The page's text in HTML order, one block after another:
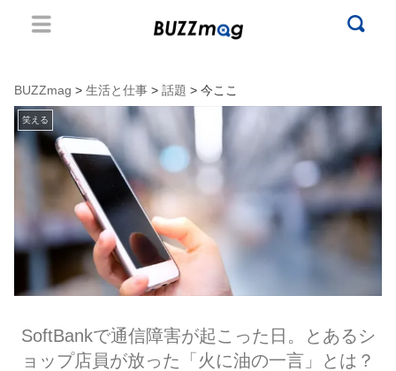
BUZZmag > 生活と仕事 > 話題 > 今ここ
笑える
SoftBankで通信障害が起こった日。とあるシ
ョップ店員が放った「火に油の一言」とは？